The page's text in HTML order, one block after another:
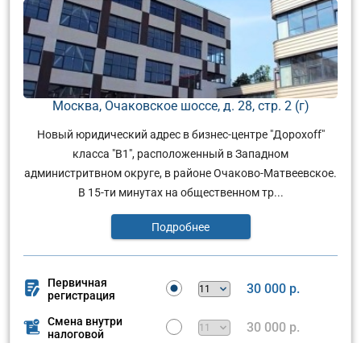
Москва, Очаковское шоссе, д. 28, стр. 2 (г)
Новый юридический адрес в бизнес-центре "Дорохоff"
класса "В1", расположенный в Западном
администритвном округе, в районе Очаково-Матвеевское.
В 15-ти минутах на общественном тр...
Подробнее
Первичная
регистрация
30 000 р.
Смена внутри
налоговой
30 000 р.